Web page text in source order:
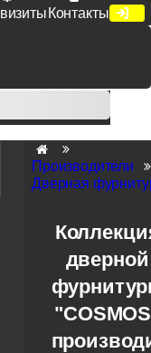
Контакты
от 50 тыс. руб
Melodia, Forme при
Производители
Дверная
дверной